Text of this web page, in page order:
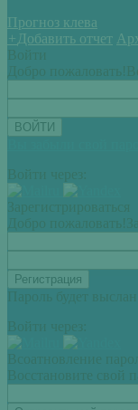
Прогноз клева
+ Добавить отчет
Войти
Добро пожаловать!
Войти через:
Зарегистрироваться
Добро пожаловать!
Пароль будет
Войти через:
Всоатновление
Восстановите свой